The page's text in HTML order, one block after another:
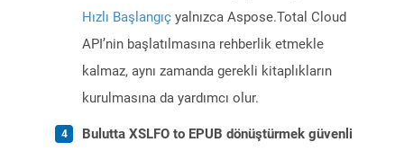
Hızlı Başlangıç yalnızca Aspose.Total Cloud
API’nin başlatılmasına rehberlik etmekle
kalmaz, aynı zamanda gerekli kitaplıkların
kurulmasına da yardımcı olur.
Bulutta XSLFO to EPUB dönüştürmek güvenli